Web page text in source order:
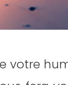
votre